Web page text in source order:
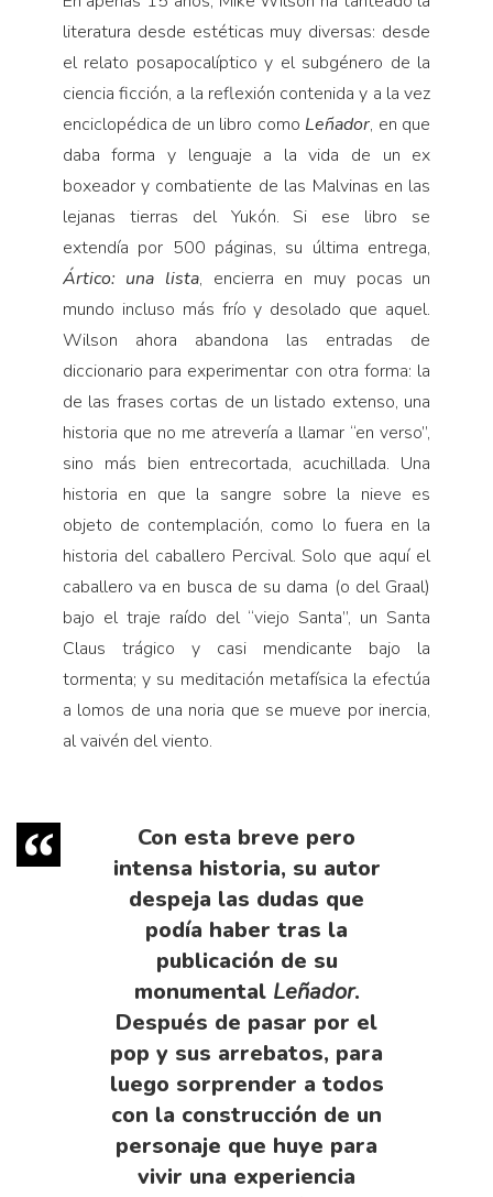
Pensamiento
Pensamiento ilustrado
Personaje
Personajes secundarios
Política
Relecturas
Sociedad
Turismo accidental
Vidas paralelas
Voces y lecturas
literatura desde estéticas muy diversas: desde
el relato posapocalíptico y el subgénero de la
ciencia ficción, a la reflexión contenida y a la vez
enciclopédica de un libro como Leñador, en que
daba forma y lenguaje a la vida de un ex
boxeador y combatiente de las Malvinas en las
lejanas tierras del Yukón. Si ese libro se
extendía por 500 páginas, su última entrega,
Ártico: una lista, encierra en muy pocas un
mundo incluso más frío y desolado que aquel.
Wilson ahora abandona las entradas de
diccionario para experimentar con otra forma: la
de las frases cortas de un listado extenso, una
historia que no me atrevería a llamar “en verso”,
sino más bien entrecortada, acuchillada. Una
historia en que la sangre sobre la nieve es
objeto de contemplación, como lo fuera en la
historia del caballero Percival. Solo que aquí el
caballero va en busca de su dama (o del Graal)
bajo el traje raído del “viejo Santa”, un Santa
Claus trágico y casi mendicante bajo la
tormenta; y su meditación metafísica la efectúa
a lomos de una noria que se mueve por inercia,
al vaivén del viento.
Con esta breve pero
intensa historia, su autor
despeja las dudas que
podía haber tras la
publicación de su
monumental Leñador.
Después de pasar por el
pop y sus arrebatos, para
luego sorprender a todos
con la construcción de un
personaje que huye para
vivir una experiencia